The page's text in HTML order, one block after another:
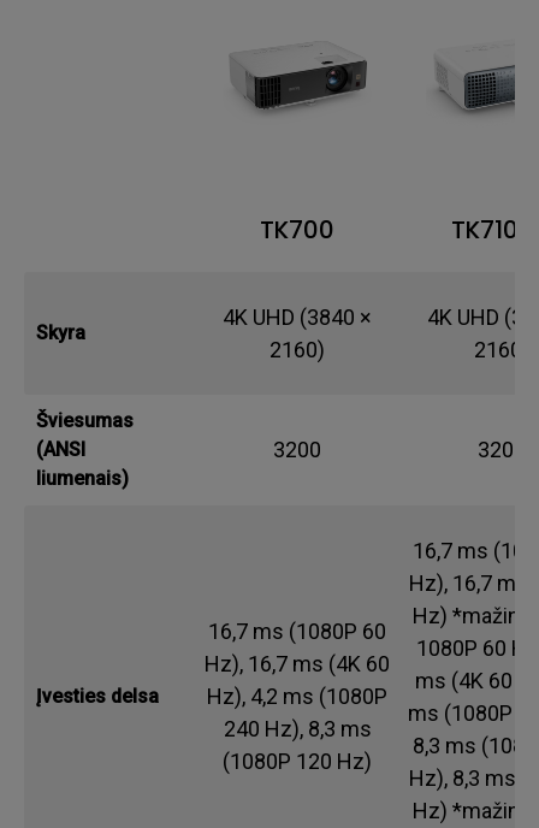
TK700
Skyra
4K UHD (3840 ×
2160)
4K UHD
2160)
Šviesumas
(ANSI
liumenais)
3200 3200
Įvesties delsa
16,7 ms (1080P 60
Hz), 16,7 ms (4K 60
Hz), 4,2 ms (1080P
240 Hz), 8,3 ms
(1080P 120 Hz)
16,7 ms
Hz), 16,7 ms
Hz)
1080P 60
ms (4K 60
ms (1080P
8,3 ms
Hz), 8,3 ms
Hz)